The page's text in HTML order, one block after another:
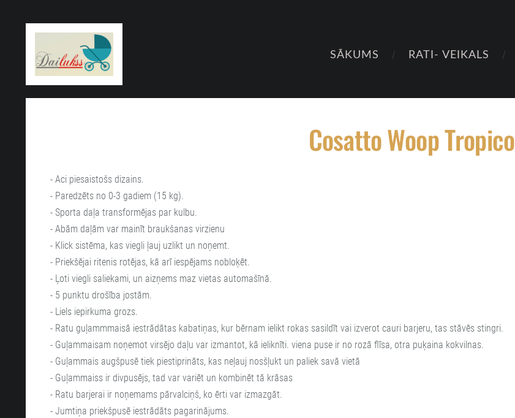
SĀKUMS RATI- VEIKALS
Cosatto Woop Tropico
- Aci piesaistošs dizains.
- Paredzēts no 0-3 gadiem (15 kg).
- Sporta daļa transformējas par kulbu.
- Abām daļām var mainīt braukšanas virzienu
- Klick sistēma, kas viegli ļauj uzlikt un noņemt.
- Priekšējai ritenis rotējas, kā arī iespējams nobloķēt.
- Ļoti viegli saliekami, un aizņems maz vietas automašīnā.
- 5 punktu drošība jostām.
- Liels iepirkuma grozs.
- Ratu guļammmaisā iestrādātas kabatiņas, kur bērnam ielikt rokas sasildīt vai izverot cauri barjeru, tas stāvēs stingri.
- Guļammaisam noņemot virsējo daļu var izmantot, kā ieliknīti. viena puse ir no rozā flīsa, otra puķaina kokvilnas.
- Guļammais augšpusē tiek piestiprināts, kas neļauj nosšļukt un paliek savā vietā
- Guļammaiss ir divpusējs, tad var variēt un kombinēt tā krāsas
- Ratu barjerai ir noņemams pārvalciņš, ko ērti var izmazgāt.
- Jumtiņa priekšpusē iestrādāts pagarinājums.